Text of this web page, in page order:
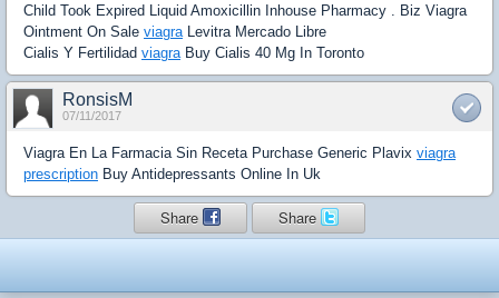
Child Took Expired Liquid Amoxicillin Inhouse Pharmacy . Biz Viagra
Ointment On Sale viagra Levitra Mercado Libre
Cialis Y Fertilidad viagra Buy Cialis 40 Mg In Toronto
RonsisM
07/11/2017
Viagra En La Farmacia Sin Receta Purchase Generic Plavix viagra
prescription Buy Antidepressants Online In Uk
Share Share